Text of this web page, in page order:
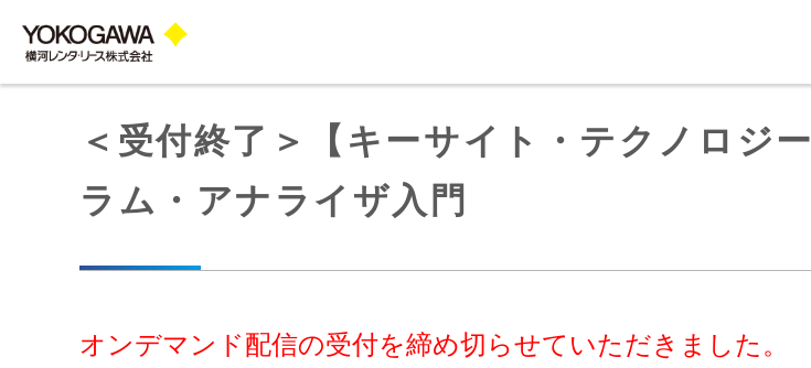
＜受付終了＞【キーサイト・テクノロジ
ラム・アナライザ入門
オンデマンド配信の受付を締め切らせていただきました。